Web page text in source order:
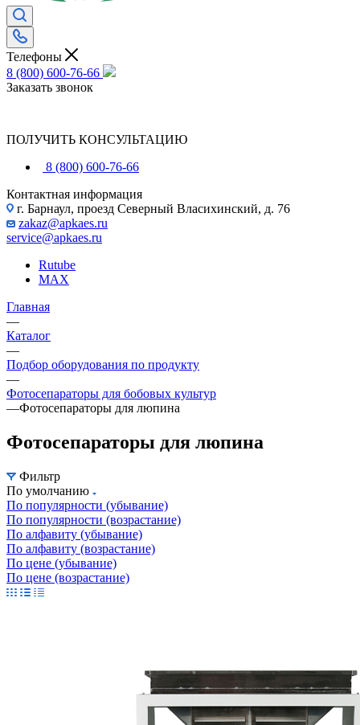
Телефоны
8 (800) 600-76-66
Заказать звонок
ПОЛУЧИТЬ КОНСУЛЬТАЦИЮ
8 (800) 600-76-66
Контактная информация
г. Барнаул, проезд Северный Власихинский, д. 76
zakaz@apkaes.ru
service@apkaes.ru
Rutube
MAX
Главная
—
Каталог
—
Подбор оборудования по продукту
—
Фотосепараторы для бобовых культур
—Фотосепараторы для люпина
Фотосепараторы для люпина
Фильтр
По умолчанию
По популярности (убывание)
По популярности (возрастание)
По алфавиту (убывание)
По алфавиту (возрастание)
По цене (убывание)
По цене (возрастание)